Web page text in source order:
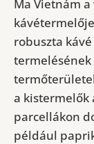
Ma Vietnám
robuszta
termelésének
a kistermelők
parcellákon
például